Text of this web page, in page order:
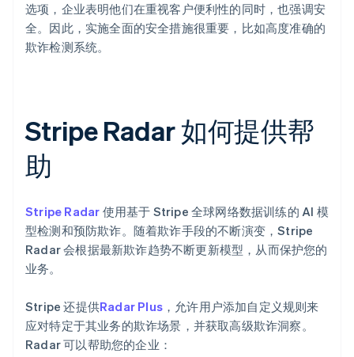
选项，企业表明他们在重视客户便利性的同时，也强调安
全。因此，实施全面的安全措施很重要，比如高度准确的
欺诈检测系统。
Stripe Radar 如何提供帮
助
Stripe Radar 使用基于 Stripe 全球网络数据训练的 AI 模
型检测和预防欺诈。随着欺诈手段的不断演变，Stripe
Radar 会根据最新欺诈趋势不断更新模型，从而保护您的
业务。
Stripe 还提供Radar Plus ，允许用户添加自定义规则来
应对特定于其业务的欺诈场景，并获取高级欺诈洞察。
Radar 可以帮助您的企业：